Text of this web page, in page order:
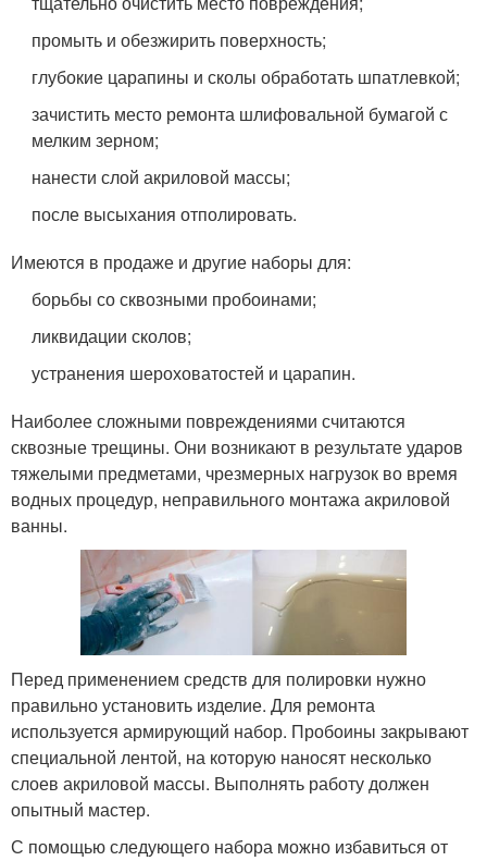
промыть и обезжирить поверхность;
глубокие царапины и сколы обработать шпатлевкой;
зачистить место ремонта шлифовальной бумагой с
мелким зерном;
нанести слой акриловой массы;
после высыхания отполировать.
Имеются в продаже и другие наборы для:
борьбы со сквозными пробоинами;
ликвидации сколов;
устранения шероховатостей и царапин.
Наиболее сложными повреждениями считаются
сквозные трещины. Они возникают в результате ударов
тяжелыми предметами, чрезмерных нагрузок во время
водных процедур, неправильного монтажа акриловой
ванны.
Перед применением средств для полировки нужно
правильно установить изделие. Для ремонта
используется армирующий набор. Пробоины закрывают
специальной лентой, на которую наносят несколько
слоев акриловой массы. Выполнять работу должен
опытный мастер.
С помощью следующего набора можно избавиться от